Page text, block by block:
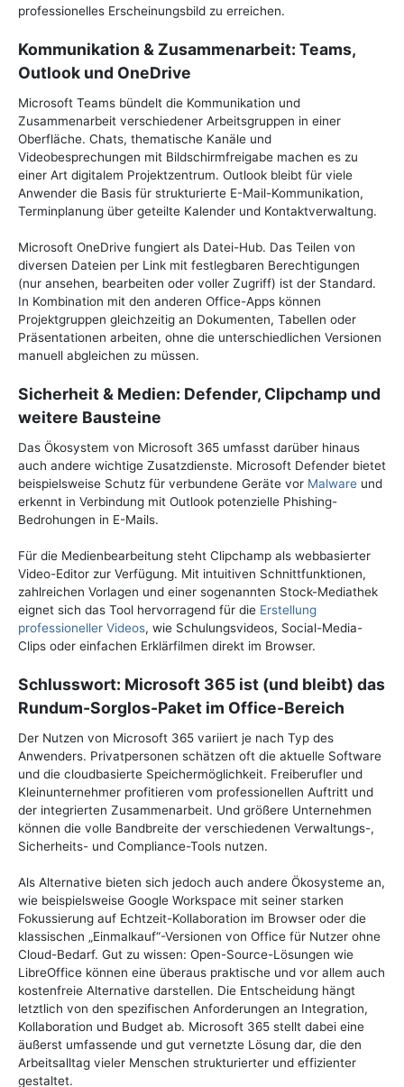
professionelles Erscheinungsbild zu erreichen.
Kommunikation & Zusammenarbeit: Teams,
Outlook und OneDrive
Microsoft Teams bündelt die Kommunikation und
Zusammenarbeit verschiedener Arbeitsgruppen in einer
Oberfläche. Chats, thematische Kanäle und
Videobesprechungen mit Bildschirmfreigabe machen es zu
einer Art digitalem Projektzentrum. Outlook bleibt für viele
Anwender die Basis für strukturierte E-Mail-Kommunikation,
Terminplanung über geteilte Kalender und Kontaktverwaltung.
Microsoft OneDrive fungiert als Datei-Hub. Das Teilen von
diversen Dateien per Link mit festlegbaren Berechtigungen
(nur ansehen, bearbeiten oder voller Zugriff) ist der Standard.
In Kombination mit den anderen Office-Apps können
Projektgruppen gleichzeitig an Dokumenten, Tabellen oder
Präsentationen arbeiten, ohne die unterschiedlichen Versionen
manuell abgleichen zu müssen.
Sicherheit & Medien: Defender, Clipchamp und
weitere Bausteine
Das Ökosystem von Microsoft 365 umfasst darüber hinaus
auch andere wichtige Zusatzdienste. Microsoft Defender bietet
beispielsweise Schutz für verbundene Geräte vor Malware und
erkennt in Verbindung mit Outlook potenzielle Phishing-
Bedrohungen in E-Mails.
Für die Medienbearbeitung steht Clipchamp als webbasierter
Video-Editor zur Verfügung. Mit intuitiven Schnittfunktionen,
zahlreichen Vorlagen und einer sogenannten Stock-Mediathek
eignet sich das Tool hervorragend für die Erstellung
professioneller Videos, wie Schulungsvideos, Social-Media-
Clips oder einfachen Erklärfilmen direkt im Browser.
Schlusswort: Microsoft 365 ist (und bleibt) das
Rundum-Sorglos-Paket im Office-Bereich
Der Nutzen von Microsoft 365 variiert je nach Typ des
Anwenders. Privatpersonen schätzen oft die aktuelle Software
und die cloudbasierte Speichermöglichkeit. Freiberufler und
Kleinunternehmer profitieren vom professionellen Auftritt und
der integrierten Zusammenarbeit. Und größere Unternehmen
können die volle Bandbreite der verschiedenen Verwaltungs-,
Sicherheits- und Compliance-Tools nutzen.
Als Alternative bieten sich jedoch auch andere Ökosysteme an,
wie beispielsweise Google Workspace mit seiner starken
Fokussierung auf Echtzeit-Kollaboration im Browser oder die
klassischen „Einmalkauf“-Versionen von Office für Nutzer ohne
Cloud-Bedarf. Gut zu wissen: Open-Source-Lösungen wie
LibreOffice können eine überaus praktische und vor allem auch
kostenfreie Alternative darstellen. Die Entscheidung hängt
letztlich von den spezifischen Anforderungen an Integration,
Kollaboration und Budget ab. Microsoft 365 stellt dabei eine
äußerst umfassende und gut vernetzte Lösung dar, die den
Arbeitsalltag vieler Menschen strukturierter und effizienter
gestaltet.